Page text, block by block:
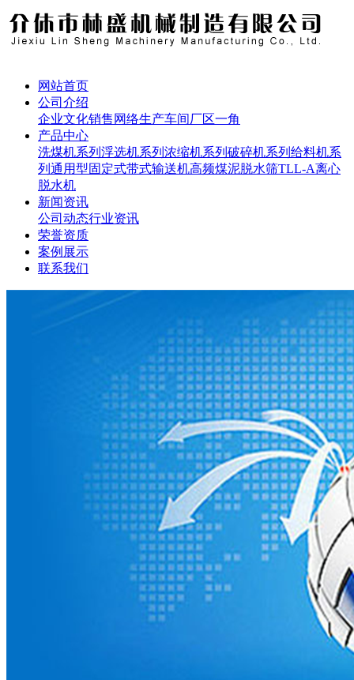
网站首页
公司介绍
企业文化销售网络生产车间厂区一角
产品中心
洗煤机系列 浮选机系列 浓缩机系列 破碎机系列 给料机系
列 通用型固定式带式输送机高频煤泥脱水筛TLL-A离心
脱水机
新闻资讯
公司动态行业资讯
荣誉资质
案例展示
联系我们